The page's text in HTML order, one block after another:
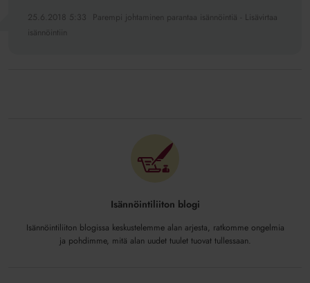
25.6.2018 5:33
Parempi johtaminen parantaa isännöintiä - Lisävirtaa
isännöintiin
Isännöintiliiton blogi
Isännöintiliiton blogissa keskustelemme alan arjesta, ratkomme ongelmia
ja pohdimme, mitä alan uudet tuulet tuovat tullessaan.